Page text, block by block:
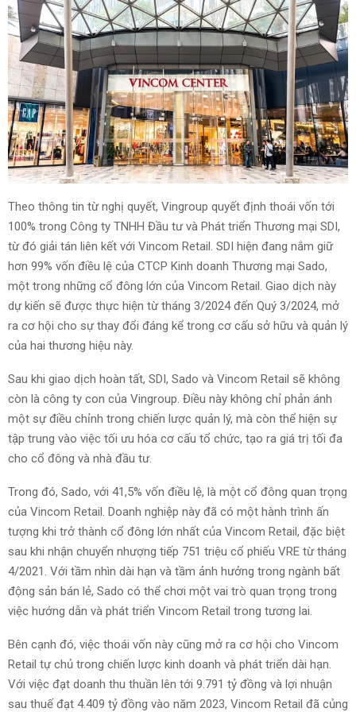
Theo thông tin từ nghị quyết, Vingroup quyết định thoái vốn tới
100% trong Công ty TNHH Đầu tư và Phát triển Thương mại SDI,
từ đó giải tán liên kết với Vincom Retail. SDI hiện đang nắm giữ
hơn 99% vốn điều lệ của CTCP Kinh doanh Thương mại Sado,
một trong những cổ đông lớn của Vincom Retail. Giao dịch này
dự kiến sẽ được thực hiện từ tháng 3/2024 đến Quý 3/2024, mở
ra cơ hội cho sự thay đổi đáng kể trong cơ cấu sở hữu và quản lý
của hai thương hiệu này.
Sau khi giao dịch hoàn tất, SDI, Sado và Vincom Retail sẽ không
còn là công ty con của Vingroup. Điều này không chỉ phản ánh
một sự điều chỉnh trong chiến lược quản lý, mà còn thể hiện sự
tập trung vào việc tối ưu hóa cơ cấu tổ chức, tạo ra giá trị tối đa
cho cổ đông và nhà đầu tư.
Trong đó, Sado, với 41,5% vốn điều lệ, là một cổ đông quan trọng
của Vincom Retail. Doanh nghiệp này đã có một hành trình ấn
tượng khi trở thành cổ đông lớn nhất của Vincom Retail, đặc biệt
sau khi nhận chuyển nhượng tiếp 751 triệu cổ phiếu VRE từ tháng
4/2021. Với tầm nhìn dài hạn và tầm ảnh hưởng trong ngành bất
động sản bán lẻ, Sado có thể chơi một vai trò quan trọng trong
việc hướng dẫn và phát triển Vincom Retail trong tương lai.
Bên cạnh đó, việc thoái vốn này cũng mở ra cơ hội cho Vincom
Retail tự chủ trong chiến lược kinh doanh và phát triển dài hạn.
Với việc đạt doanh thu thuần lên tới 9.791 tỷ đồng và lợi nhuận
sau thuế đạt 4.409 tỷ đồng vào năm 2023, Vincom Retail đã củng